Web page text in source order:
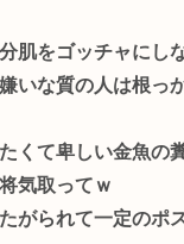
肌をゴッチャにし
いな質の人は根っ
くて卑しい金魚の
気取ってｗ
がられて一定のポ